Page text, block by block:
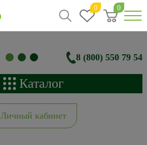
0 0
8 (800) 550 79 54
Каталог
Личный кабинет